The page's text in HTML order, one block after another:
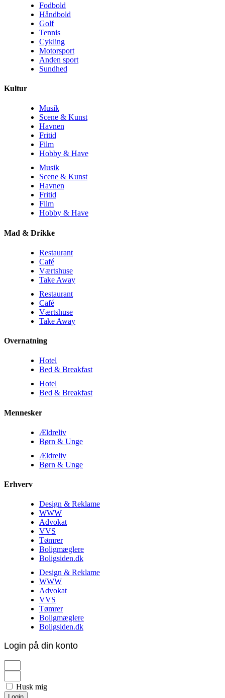
Fodbold
Håndbold
Golf
Tennis
Cykling
Motorsport
Anden sport
Sundhed
Kultur
Musik
Scene & Kunst
Havnen
Fritid
Film
Hobby & Have
Musik
Scene & Kunst
Havnen
Fritid
Film
Hobby & Have
Mad & Drikke
Restaurant
Café
Værtshuse
Take Away
Restaurant
Café
Værtshuse
Take Away
Overnatning
Hotel
Bed & Breakfast
Hotel
Bed & Breakfast
Mennesker
Ældreliv
Børn & Unge
Ældreliv
Børn & Unge
Erhverv
Design & Reklame
WWW
Advokat
VVS
Tømrer
Boligmæglere
Boligsiden.dk
Design & Reklame
WWW
Advokat
VVS
Tømrer
Boligmæglere
Boligsiden.dk
Login på din konto
Husk mig